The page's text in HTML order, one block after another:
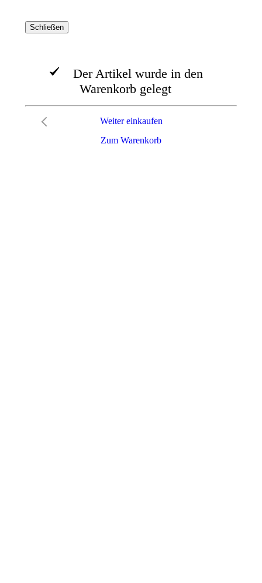
Schließen
Der Artikel wurde in den
Warenkorb gelegt
Zum Warenkorb
Weiter einkaufen